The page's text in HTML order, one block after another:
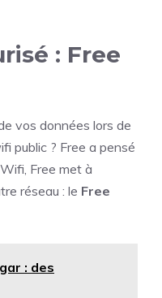
: Free
vos données lors de
public ? Free a pensé
Free met à
réseau : le Free
: des